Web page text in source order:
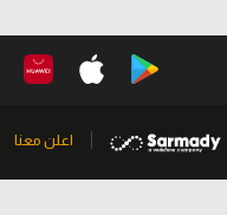
اعلن معنا